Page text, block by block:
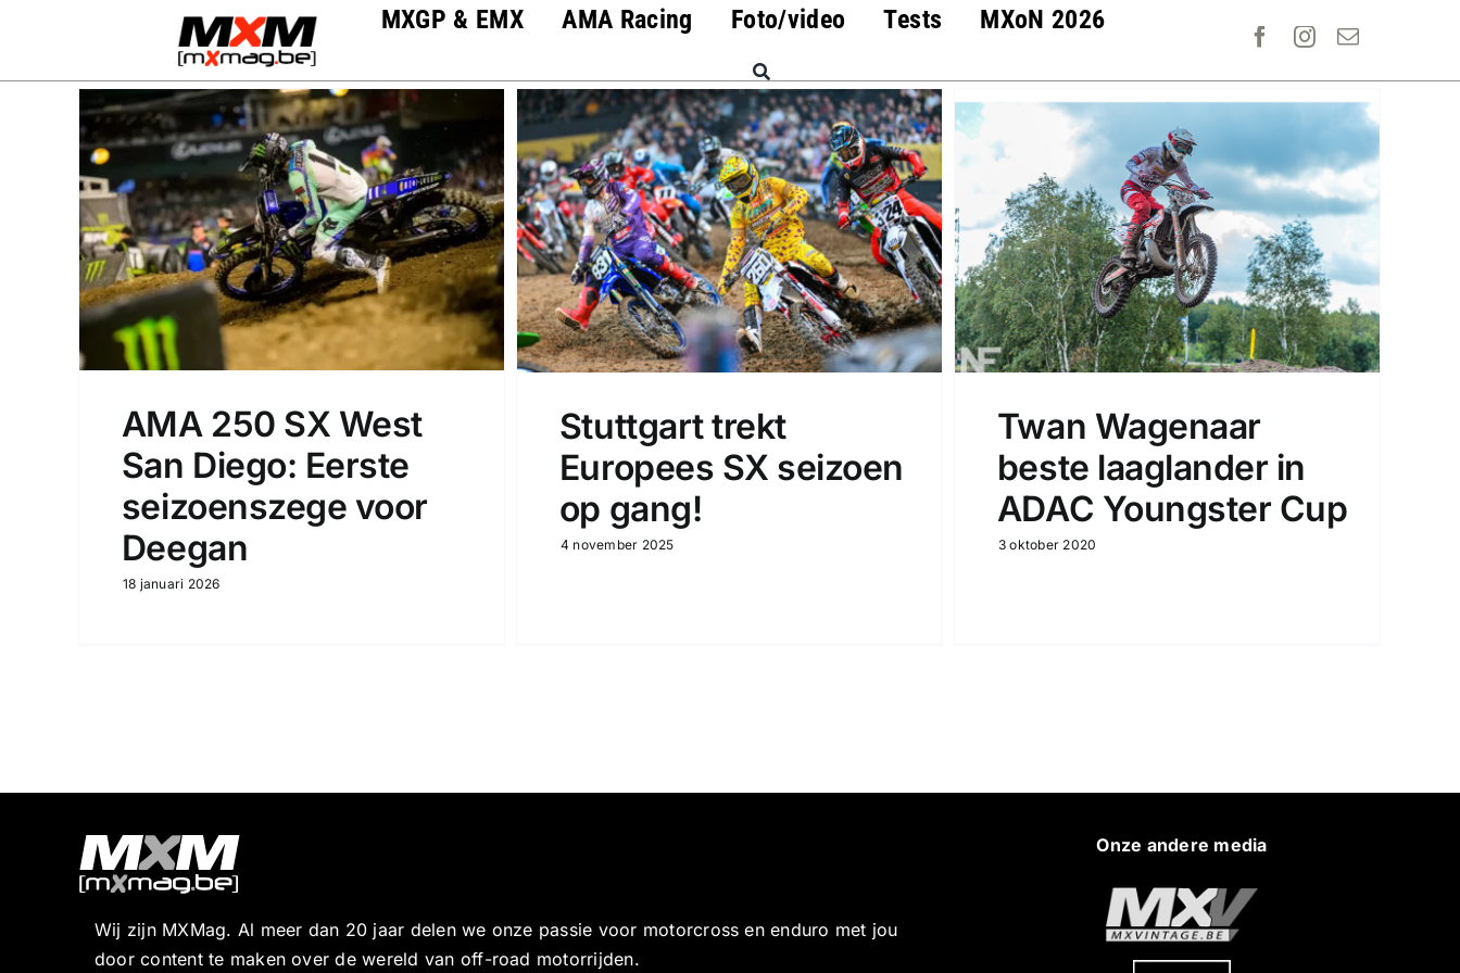
MXGP & EMX AMA Racing Foto/video Tests MXoN 2026
AMA 250 SX West
San Diego: Eerste
seizoenszege voor
Deegan
18 januari 2026
Stuttgart trekt
Europees SX seizoen
op gang!
4 november 2025
Twan Wagenaar
beste laaglander in
ADAC Youngster Cup
3 oktober 2020
Wij zijn MXMag. Al meer dan 20 jaar delen we onze passie voor motorcross en enduro met jou
door content te maken over de wereld van off-road motorrijden.
Onze andere media